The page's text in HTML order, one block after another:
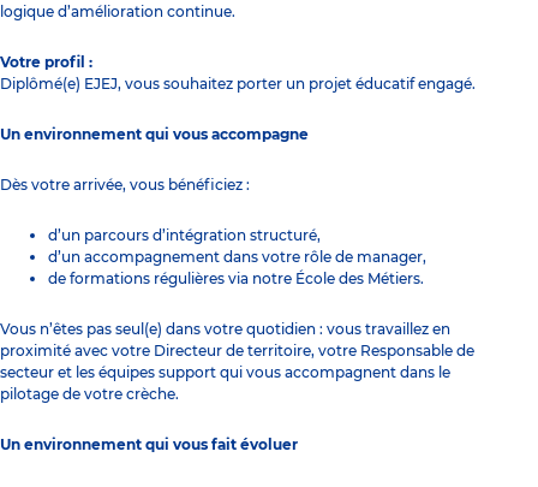
logique d’amélioration continue.
Votre profil :
Diplômé(e) EJEJ, vous souhaitez porter un projet éducatif engagé.
Un environnement qui vous accompagne
Dès votre arrivée, vous bénéficiez :
d’un parcours d’intégration structuré,
d’un accompagnement dans votre rôle de manager,
de formations régulières via notre École des Métiers.
Vous n’êtes pas seul(e) dans votre quotidien : vous travaillez en
proximité avec votre Directeur de territoire, votre Responsable de
secteur et les équipes support qui vous accompagnent dans le
pilotage de votre crèche.
Un environnement qui vous fait évoluer